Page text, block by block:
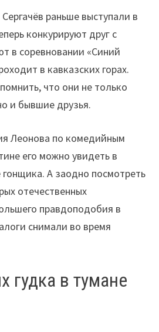
раньше выступали в
конкурируют друг с
в соревновании «Синий
в кавказских горах.
что они не только
и бывшие друзья.
Леонова по комедийным
его можно увидеть в
А заодно посмотреть
отечественных
правдоподобия в
снимали во время
гудка в тумане